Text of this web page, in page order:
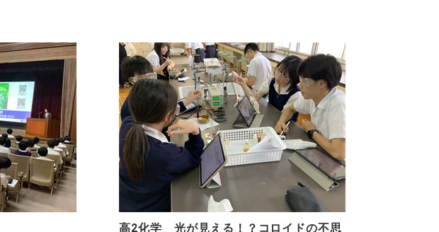
高2化学 光が見える！？コロイドの不思